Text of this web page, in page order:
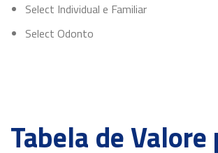
Select Individual e Familiar
Select Odonto
Tabela de